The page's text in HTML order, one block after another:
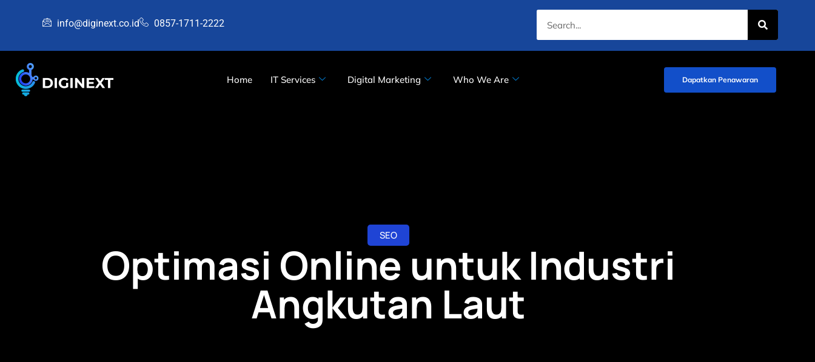
info@diginext.co.id 0857-1711-2222
Home IT Services Digital Marketing Who We Are Dapatkan Penawaran
SEO
Optimasi Online untuk Industri
Angkutan Laut